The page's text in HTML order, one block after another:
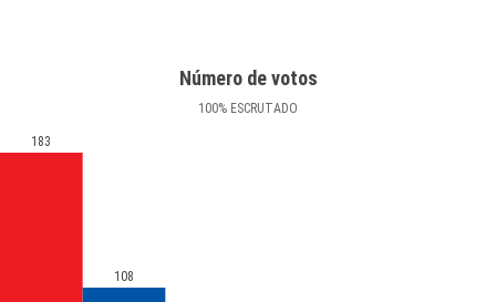
Número de votos
100% ESCRUTADO
183
108